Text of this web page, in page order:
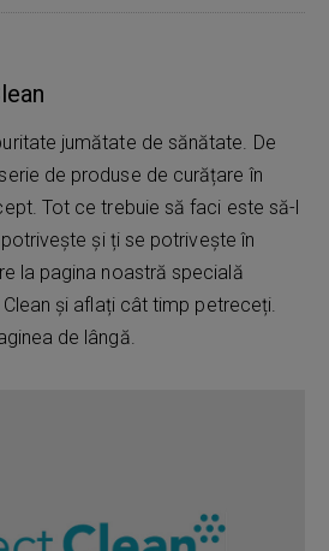
jumătate de sănătate. De
de produse de curățare în
Tot ce trebuie să faci este să-l
și ți se potrivește în
la pagina noastră specială
și aflați cât timp petreceți.
de lângă.